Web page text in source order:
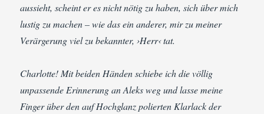
aussieht, scheint er es nicht nötig zu haben, sich über mich
lustig zu machen – wie das ein anderer, mir zu meiner
Verärgerung viel zu bekannter, ›Herr‹ tat.
Charlotte! Mit beiden Händen schiebe ich die völlig
unpassende Erinnerung an Aleks weg und lasse meine
Finger über den auf Hochglanz polierten Klarlack der